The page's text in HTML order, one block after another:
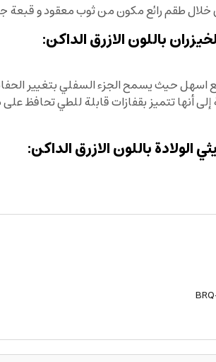
خلال طقم رائع مكون من ثوب معقود و قبعة
باللون الازرق الداكن:
حيث يسمح الجزء السفلي بتغيير
أنها تتميز بقفازات قابلة للطي
باللون الازرق الداكن: